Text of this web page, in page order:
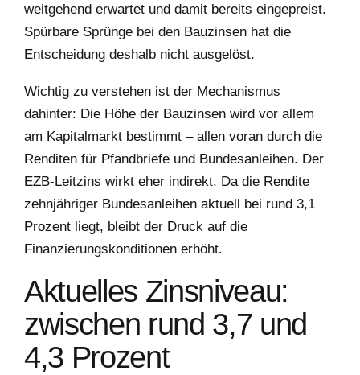
weitgehend erwartet und damit bereits eingepreist.
Spürbare Sprünge bei den Bauzinsen hat die
Entscheidung deshalb nicht ausgelöst.
Wichtig zu verstehen ist der Mechanismus
dahinter: Die Höhe der Bauzinsen wird vor allem
am Kapitalmarkt bestimmt – allen voran durch die
Renditen für Pfandbriefe und Bundesanleihen. Der
EZB-Leitzins wirkt eher indirekt. Da die Rendite
zehnjähriger Bundesanleihen aktuell bei rund 3,1
Prozent liegt, bleibt der Druck auf die
Finanzierungskonditionen erhöht.
Aktuelles Zinsniveau:
zwischen rund 3,7 und
4,3 Prozent